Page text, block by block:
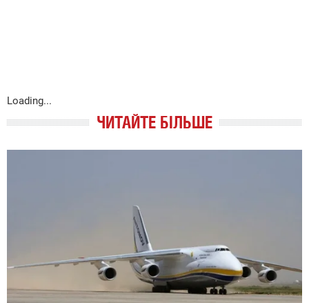
Loading...
ЧИТАЙТЕ БІЛЬШЕ